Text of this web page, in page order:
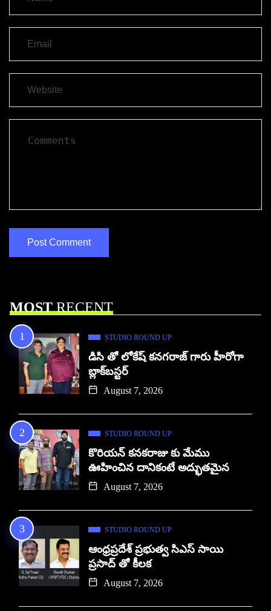
MOSTRECENT
STUDIO ROUND UP
డిసి తో లోకేష్ కనగరాజ్ గారు హీరోగా
బ్లాక్‌బస్టర్
August 7, 2026
STUDIO ROUND UP
కొరియన్ కనకరాజు కు మేము
ఊహించిన దానికంటే అద్భుతమైన
August 7, 2026
STUDIO ROUND UP
ఆంధ్రప్రదేశ్ ప్రభుత్వ సిఎస్ సాయి
ప్రసాద్ తో కీలక
August 7, 2026